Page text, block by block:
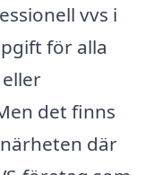
vvs i
för alla
det finns
där